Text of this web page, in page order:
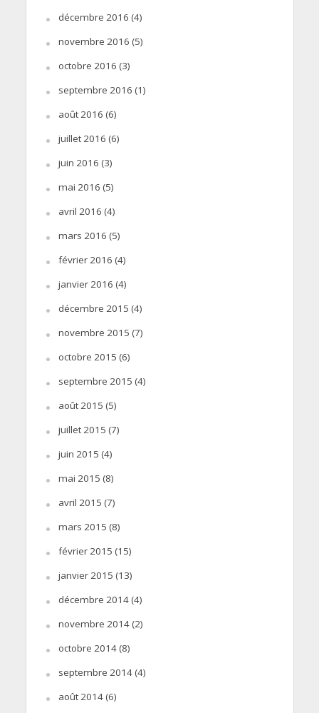
décembre 2016 (4)
novembre 2016 (5)
octobre 2016 (3)
septembre 2016 (1)
août 2016 (6)
juillet 2016 (6)
juin 2016 (3)
mai 2016 (5)
avril 2016 (4)
mars 2016 (5)
février 2016 (4)
janvier 2016 (4)
décembre 2015 (4)
novembre 2015 (7)
octobre 2015 (6)
septembre 2015 (4)
août 2015 (5)
juillet 2015 (7)
juin 2015 (4)
mai 2015 (8)
avril 2015 (7)
mars 2015 (8)
février 2015 (15)
janvier 2015 (13)
décembre 2014(4)
novembre 2014(2)
octobre 2014(8)
septembre 2014(4)
août 2014(6)